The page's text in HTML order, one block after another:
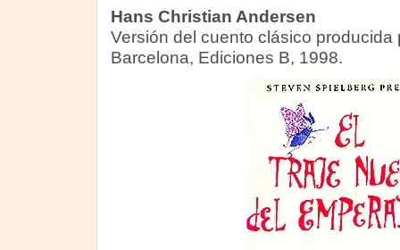
Hans Christian Andersen
Versión del cuento clásico producida
Barcelona, Ediciones B, 1998.